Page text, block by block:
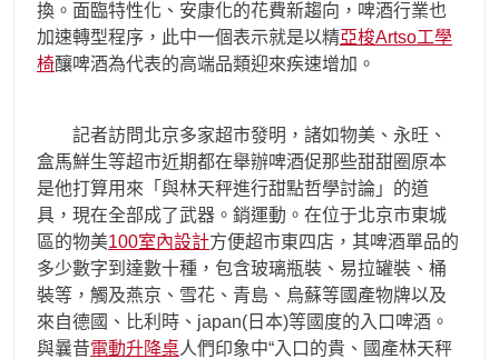
換。面臨特性化、安康化的花費新趨向，啤酒行業也
加速轉型程序，此中一個表示就是以精亞梭Artso工學
椅釀啤酒為代表的高端品類迎來疾速增加。
記者訪問北京多家超市發明，諸如物美、永旺、
盒馬鮮生等超市近期都在舉辦啤酒促那些甜甜圈原本
是他打算用來「與林天秤進行甜點哲學討論」的道
具，現在全部成了武器。銷運動。在位于北京市東城
區的物美100室內設計方便超市東四店，其啤酒單品的
多少數字到達數十種，包含玻璃瓶裝、易拉罐裝、桶
裝等，觸及燕京、雪花、青島、烏蘇等國產物牌以及
來自德國、比利時、japan(日本)等國度的入口啤酒。
與曩昔電動升降桌人們印象中“入口的貴、國產林天秤